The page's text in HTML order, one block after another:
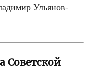
Ульянов-
Советской